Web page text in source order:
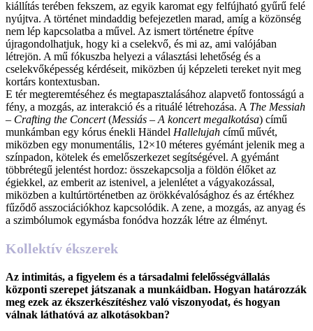
kiállítás terében fekszem, az egyik karomat egy felfújható gyűrű felé
nyújtva. A történet mindaddig befejezetlen marad, amíg a közönség
nem lép kapcsolatba a művel. Az ismert történetre építve
újragondolhatjuk, hogy ki a cselekvő, és mi az, ami valójában
létrejön. A mű fókuszba helyezi a választási lehetőség és a
cselekvőképesség kérdéseit, miközben új képzeleti tereket nyit meg
kortárs kontextusban.
E tér megteremtéséhez és megtapasztalásához alapvető fontosságú a
fény, a mozgás, az interakció és a rituálé létrehozása. A The Messiah
– Crafting the Concert(Messiás – A koncert megalkotása) című
munkámban egy kórus énekli Händel Hallelujah című művét,
miközben egy monumentális, 12×10 méteres gyémánt jelenik meg a
színpadon, kötelek és emelőszerkezet segítségével. A gyémánt
többrétegű jelentést hordoz: összekapcsolja a földön élőket az
égiekkel, az emberit az istenivel, a jelenlétet a vágyakozással,
miközben a kultúrtörténetben az örökkévalósághoz és az értékhez
fűződő asszociációkhoz kapcsolódik. A zene, a mozgás, az anyag és
a szimbólumok egymásba fonódva hozzák létre az élményt.
Kollektív ékszerek
Az intimitás, a figyelem és a társadalmi felelősségvállalás
központi szerepet játszanak a munkáidban. Hogyan határozzák
meg ezek az ékszerkészítéshez való viszonyodat, és hogyan
válnak láthatóvá az alkotásokban?